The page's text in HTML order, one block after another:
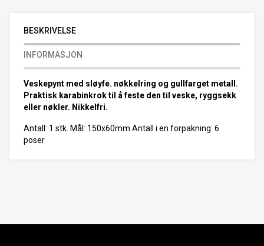
BESKRIVELSE
INFORMASJON
Veskepynt med sløyfe. nøkkelring og gullfarget metall.
Praktisk karabinkrok til å feste den til veske, ryggsekk
eller nøkler. Nikkelfri.
Antall: 1 stk. Mål: 150x60mm Antall i en forpakning: 6
poser